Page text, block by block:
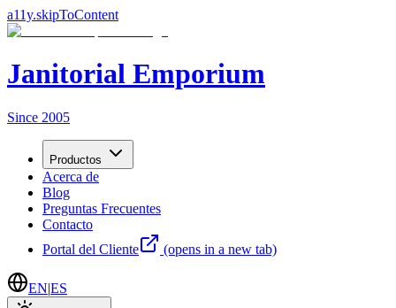
a11y.skipToContent
Janitorial Emporium
Since 2005
Productos
Acerca de
Blog
Preguntas Frecuentes
Contacto
Portal del Cliente
(opens in a new tab)
EN|ES